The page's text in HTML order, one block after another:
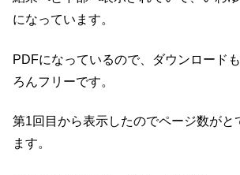
になっています。
PDFになっているので、ダウンロード
ろんフリーです。
第1回目から表示したのでページ数がと
ます。